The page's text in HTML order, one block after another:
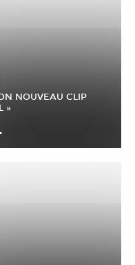
NOUVEAU CLIP
»